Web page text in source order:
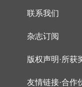
联系我们
杂志订阅
版权声明·所获
友情链接·合作